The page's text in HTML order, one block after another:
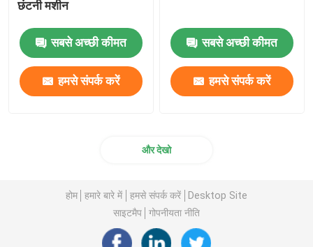
छंटनी मशीन
सबसे अच्छी कीमत
हमसे संपर्क करें
सबसे अच्छी कीमत
हमसे संपर्क करें
और देखो
होम हमारे बारे में हमसे संपर्क करें
Desktop Site
साइटमैप
गोपनीयता नीति